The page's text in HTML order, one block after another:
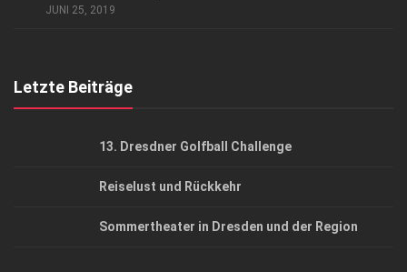
JUNI 25, 2019
Letzte Beiträge
13. Dresdner Golfball Challenge
Reiselust und Rückkehr
Sommertheater in Dresden und der Region